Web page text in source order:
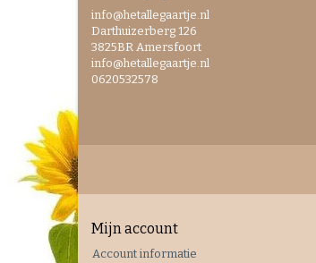
info@hetallegaartje.nl
Darthuizerberg 126
3825BR Amersfoort
info@hetallegaartje.nl
0620532578
Mijn account
Account informatie